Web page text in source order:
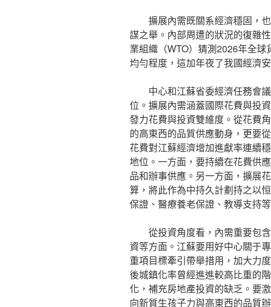
擴展內需既關系經濟穩固，
謀之舉。內部周遭的狀況的復雜
業組織（WTO）猜測2026年全
均勻程度，這加年夜了我國經濟
中心和江蘇省委經濟任務會
位。擴展內需涵蓋國際花費與投
發力花費與投資雙維度。從花費
的高東西的品質供應動身，更要
花費對江蘇經濟增加進獻率連續
地位。一方面，要持續在花費供
品和辦事供應。另一方面，擴展
算，將此作為中持久計劃持之以
保證、醫療養老保證、教導支持
從投資角度看，內需重要包
資等方面。江蘇要用好中心關于
重項目標牽引帶舉措用，加大力
後城鎮化率曾經進進較高比重的
化，補充房地產投資的缺乏。要
向新質生孩子力與高東西的品質